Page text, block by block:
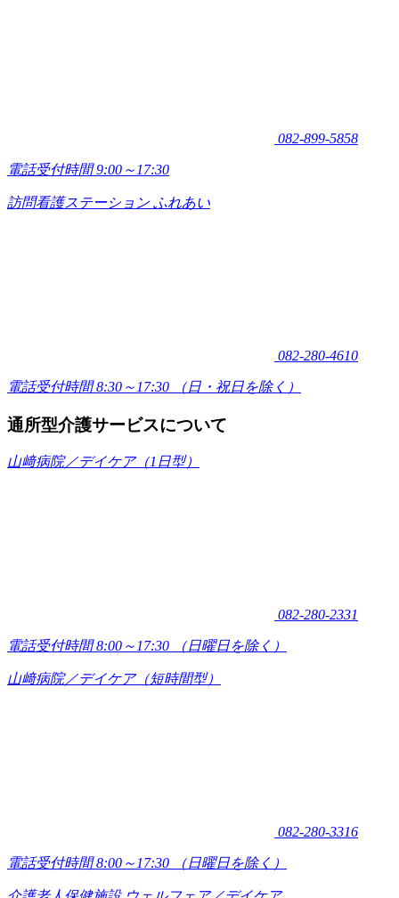
082-899-5858
電話受付時間 9:00～17:30
訪問看護ステーション ふれあい
082-280-4610
電話受付時間 8:30～17:30 （日・祝日を除く）
通所型介護サービスについて
山﨑病院／デイケア（1日型）
082-280-2331
電話受付時間 8:00～17:30 （日曜日を除く）
山﨑病院／デイケア（短時間型）
082-280-3316
電話受付時間 8:00～17:30 （日曜日を除く）